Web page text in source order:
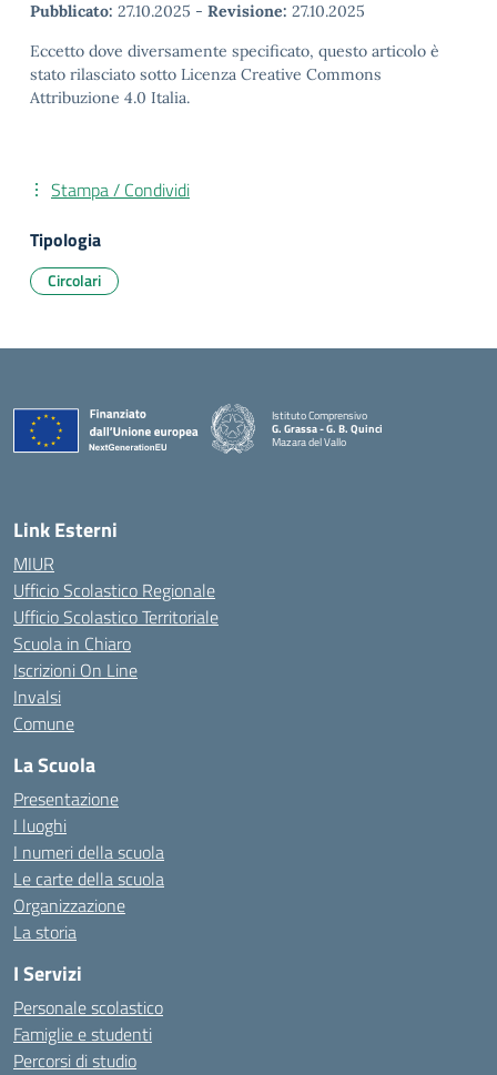
Pubblicato: 27.10.2025 - Revisione: 27.10.2025
Eccetto dove diversamente specificato, questo articolo è
stato rilasciato sotto Licenza Creative Commons
Attribuzione 4.0 Italia.
Stampa / Condividi
Tipologia
Circolari
Istituto Comprensivo
G. Grassa - G. B. Quinci
Mazara del Vallo
Link Esterni
MIUR
Ufficio Scolastico Regionale
Ufficio Scolastico Territoriale
Scuola in Chiaro
Iscrizioni On Line
Invalsi
Comune
La Scuola
Presentazione
I luoghi
I numeri della scuola
Le carte della scuola
Organizzazione
La storia
I Servizi
Personale scolastico
Famiglie e studenti
Percorsi di studio